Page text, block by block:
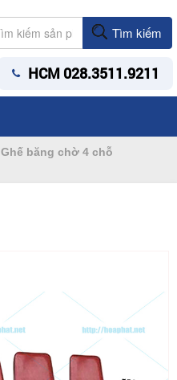
Tìm kiếm
HCM 028.3511.9211
Ghế băng chờ 4 chỗ